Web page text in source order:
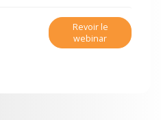
Revoir le
webinar